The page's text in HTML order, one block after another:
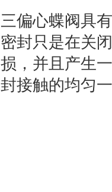
三偏心蝶阀具
密封只是在关
损，并且产生
封接触的均匀